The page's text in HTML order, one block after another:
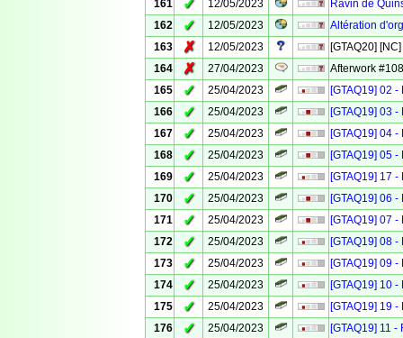
161
✓ 12/05/2023
Ravin de
162
✓ 12/05/2023
Altération
163
✗ 12/05/2023
[GTAQ20]
164
✗ 27/04/2023
Afterwork
165
✓ 25/04/2023
[GTAQ19] 02
166
✓ 25/04/2023
[GTAQ19] 03
167
✓ 25/04/2023
[GTAQ19] 04
168
✓ 25/04/2023
[GTAQ19] 05
169
✓ 25/04/2023
[GTAQ19] 17
170
✓ 25/04/2023
[GTAQ19] 06
171
✓ 25/04/2023
[GTAQ19] 07
172
✓ 25/04/2023
[GTAQ19] 08
173
✓ 25/04/2023
[GTAQ19] 09
174
✓ 25/04/2023
[GTAQ19] 10
175
✓ 25/04/2023
[GTAQ19] 19
176
✓ 25/04/2023
[GTAQ19] 11